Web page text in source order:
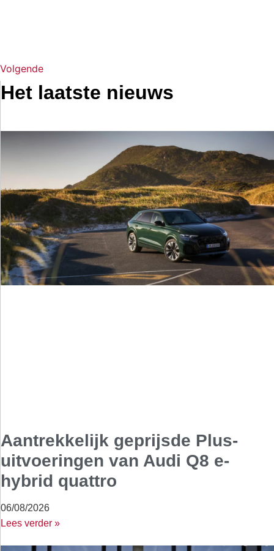
Volgende
Het laatste nieuws
Aantrekkelijk geprijsde Plus-
uitvoeringen van Audi Q8 e-
hybrid quattro
06/08/2026
Lees verder »